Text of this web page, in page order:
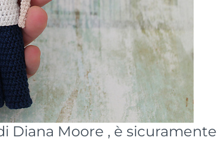
Diana Moore , è sicuramente